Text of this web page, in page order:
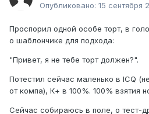
Опубликовано: 15 сентября
Проспорил одной особе торт, в
о шаблончике для подхода:
"Привет, я не тебе торт должен?".
Потестил сейчас маленько в ICQ
от компа), К+ в 100%. 100% взятия
Сейчас собираюсь в поле, о тест-